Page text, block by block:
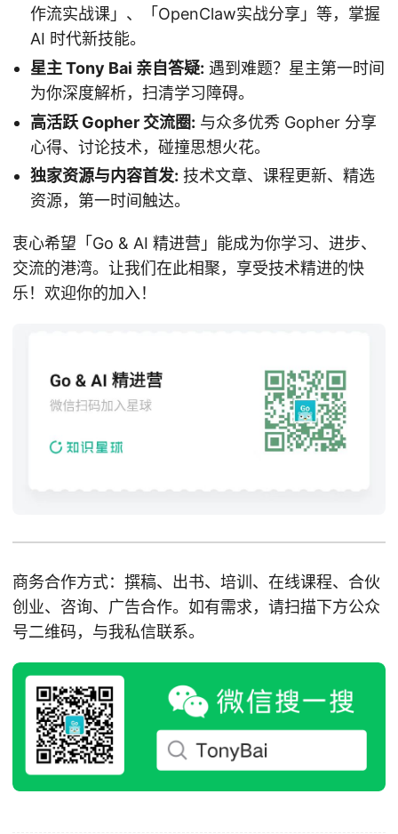
作流实战课」、「OpenClaw实战分享」等，掌握
AI 时代新技能。
星主 Tony Bai 亲自答疑: 遇到难题？星主第一时间
为你深度解析，扫清学习障碍。
高活跃 Gopher 交流圈: 与众多优秀 Gopher 分享
心得、讨论技术，碰撞思想火花。
独家资源与内容首发: 技术文章、课程更新、精选
资源，第一时间触达。
衷心希望「Go & AI 精进营」能成为你学习、进步、
交流的港湾。让我们在此相聚，享受技术精进的快
乐！欢迎你的加入！
商务合作方式：撰稿、出书、培训、在线课程、合伙
创业、咨询、广告合作。如有需求，请扫描下方公众
号二维码，与我私信联系。